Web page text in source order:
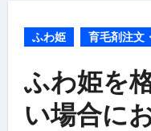
ふわ姫 育毛剤注文
ふわ姫を
い場合に